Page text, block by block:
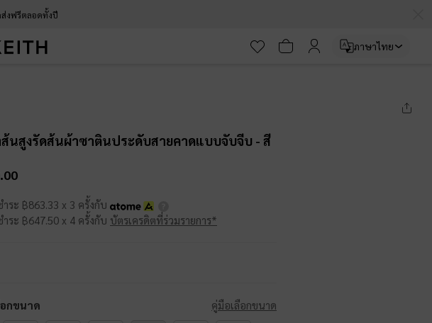
งฟรีตลอดทั้งปี
ภาษาไทย
ส้นสูงรัดส้นผ้าซาตินประดับสายคาดแบบจับจีบ - สี
ระ ฿863.33 x 3 ครั้งกับ
ระ ฿647.50 x 4 ครั้งกับ บัตรเครดิตที่ร่วมรายการ*
อกขนาด
คู่มือเลือกขนาด